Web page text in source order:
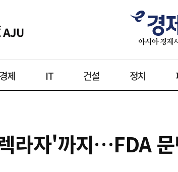
제 IT 건설 정치
라자'까지…FDA 문